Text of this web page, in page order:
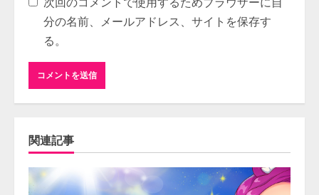
分の名前、メールアドレス、サイトを保存す
る。
関連記事